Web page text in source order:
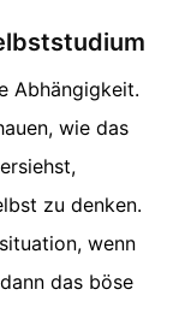
Abhängigkeit.
wie das
zu denken.
wenn
das böse